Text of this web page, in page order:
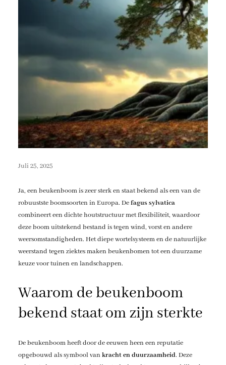
Juli 25, 2025
Ja, een beukenboom is zeer sterk en staat bekend als een van de
robuustste boomsoorten in Europa. Defagus sylvatica
combineert een dichte houtstructuur met flexibiliteit, waardoor
deze boom uitstekend bestand is tegen wind, vorst en andere
weersomstandigheden. Het diepe wortelsysteem en de natuurlijke
weerstand tegen ziektes maken beukenbomen tot een duurzame
keuze voor tuinen en landschappen.
Waarom de beukenboom
bekend staat om zijn sterkte
De beukenboom heeft door de eeuwen heen een reputatie
opgebouwd als symbool vankracht en duurzaamheid. Deze